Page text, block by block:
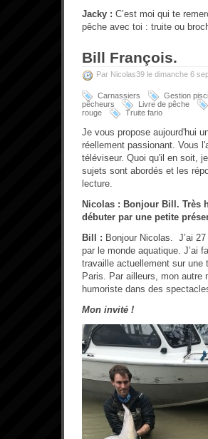
Jacky : C’est moi qui te
pêche avec toi : truite ou
Bill François.
Par Nicolas39 le dimanche 6
Carnassiers Gestion
pêcheurs
Livre de pêche
rouge
Truite fario
Je vous propose aujourd'hui
réellement passionant. Vous
téléviseur. Quoi qu'il en soit,
sujets sont abordés et les
lecture.
Nicolas : Bonjour Bill. Très
débuter par une petite
Bill : Bonjour Nicolas. J’ai
par le monde aquatique. J’ai
travaille actuellement sur une
Paris. Par ailleurs, mon autre
humoriste dans des
Mon invité !